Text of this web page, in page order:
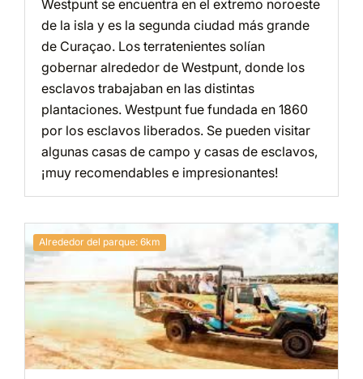
Westpunt se encuentra en el extremo noroeste
de la isla y es la segunda ciudad más grande
de Curaçao. Los terratenientes solían
gobernar alrededor de Westpunt, donde los
esclavos trabajaban en las distintas
plantaciones. Westpunt fue fundada en 1860
por los esclavos liberados. Se pueden visitar
algunas casas de campo y casas de esclavos,
¡muy recomendables e impresionantes!
Alrededor del parque: 6km